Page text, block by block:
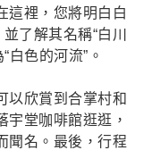
這裡，您將明白白
了解其名稱“白川
白色的河流”。
以欣賞到合掌村和
宇堂咖啡館逛逛，
聞名。最後，行程